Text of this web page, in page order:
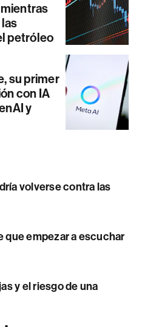
petróleo
su primer
con IA
y
volverse contra las
que empezar a escuchar
y el riesgo de una